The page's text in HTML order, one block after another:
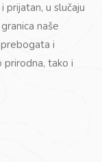
prijatan, u slučaju
naše
i
prirodna, tako i